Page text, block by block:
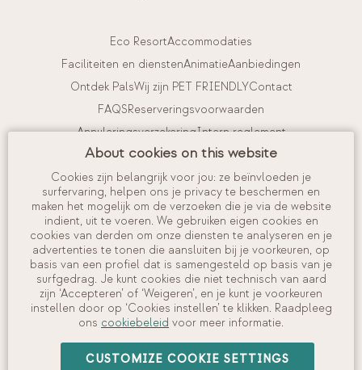
Eco ResortAccommodaties
Faciliteiten en dienstenAnimatieAanbiedingen
Ontdek PalsWij zijn PET FRIENDLYContact
FAQSReserveringsvoorwaarden
AnnuleringsverzekeringIntern reglement
Kom bij ons werken
Mijn account
Je boeking bekijken en beheren
Check in
Beschikbaarheid controleren
©2026Camping Interpals, S.A.
About cookies on this website
Cookies zijn belangrijk voor jou: ze beïnvloeden je
surfervaring, helpen ons je privacy te beschermen en
maken het mogelijk om de verzoeken die je via de website
indient, uit te voeren. We gebruiken eigen cookies en
cookies van derden om onze diensten te analyseren en je
advertenties te tonen die aansluiten bij je voorkeuren, op
basis van een profiel dat is samengesteld op basis van je
surfgedrag. Je kunt cookies die niet technisch van aard
zijn ‘Accepteren’ of ‘Weigeren’, en je kunt je voorkeuren
instellen door op ‘Cookies instellen’ te klikken. Raadpleeg
ons cookiebeleid voor meer informatie.
CUSTOMIZE COOKIE SETTINGS